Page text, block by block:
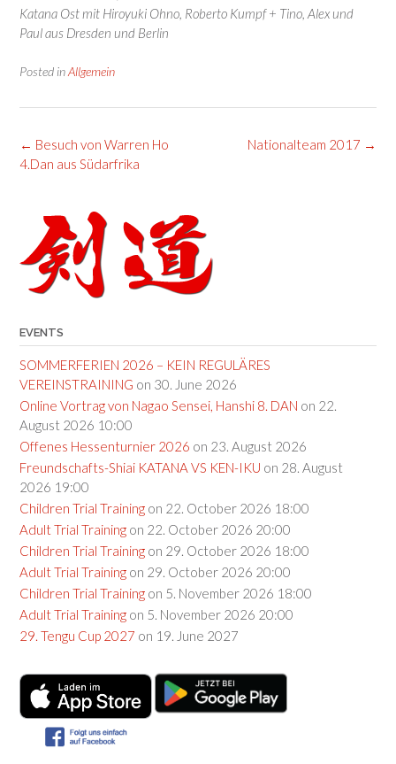
Katana Ost mit Hiroyuki Ohno, Roberto Kumpf + Tino, Alex und
Paul aus Dresden und Berlin
Posted inAllgemein
Post
navigation
Nationalteam 2017 →
← Besuch von Warren Ho
4.Dan aus Südarfrika
EVENTS
SOMMERFERIEN 2026 – KEIN REGULÄRES
VEREINSTRAINING on 30. June 2026
Online Vortrag von Nagao Sensei, Hanshi 8. DAN on 22.
August 2026 10:00
Offenes Hessenturnier 2026 on 23. August 2026
Freundschafts-Shiai KATANA VS KEN-IKU on 28. August
2026 19:00
Children Trial Training on 22. October 2026 18:00
Adult Trial Training on 22. October 2026 20:00
Children Trial Training on 29. October 2026 18:00
Adult Trial Training on 29. October 2026 20:00
Children Trial Training on 5. November 2026 18:00
Adult Trial Training on 5. November 2026 20:00
29. Tengu Cup 2027 on 19. June 2027